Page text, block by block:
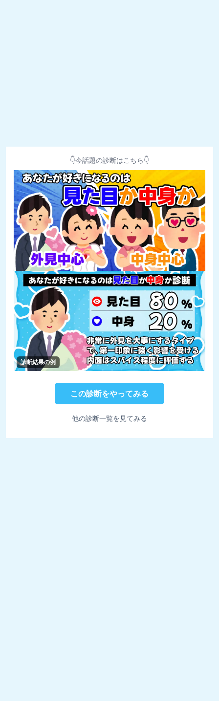
👇今話題の診断はこちら👇
診断結果の例
この診断をやってみる
他の診断一覧を見てみる